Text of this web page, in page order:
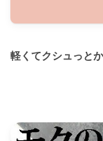
軽くてクシュっと